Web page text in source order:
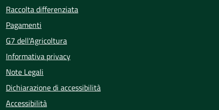
Raccolta differenziata
Pagamenti
G7 dell'Agricoltura
Informativa privacy
Note Legali
Dichiarazione di accessibilità
Accessibilità